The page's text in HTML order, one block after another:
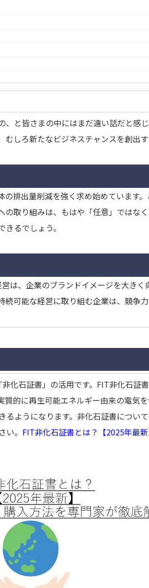
、と皆さまの中にはまだ遠い話だと感
しろ新たなビジネスチャンスを創出
排出量削減を強く求め始めています
取り組みは、もはや「任意」ではな
るでしょう。
は、企業のブランドイメージを大き
可能な経営に取り組む企業は、競争
化石証書」の活用です。FIT非化石証
的に再生可能エネルギー由来の電気
ようになります。非化石証書につい
。 FIT非化石証書とは？【2025年最